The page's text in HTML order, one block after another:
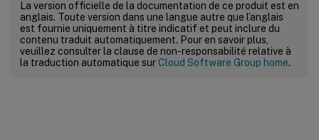
La version officielle de la documentation de ce produit est en
anglais. Toute version dans une langue autre que l’anglais
est fournie uniquement à titre indicatif et peut inclure du
contenu traduit automatiquement. Pour en savoir plus,
veuillez consulter la clause de non-responsabilité relative à
la traduction automatique surCloud Software Group home.